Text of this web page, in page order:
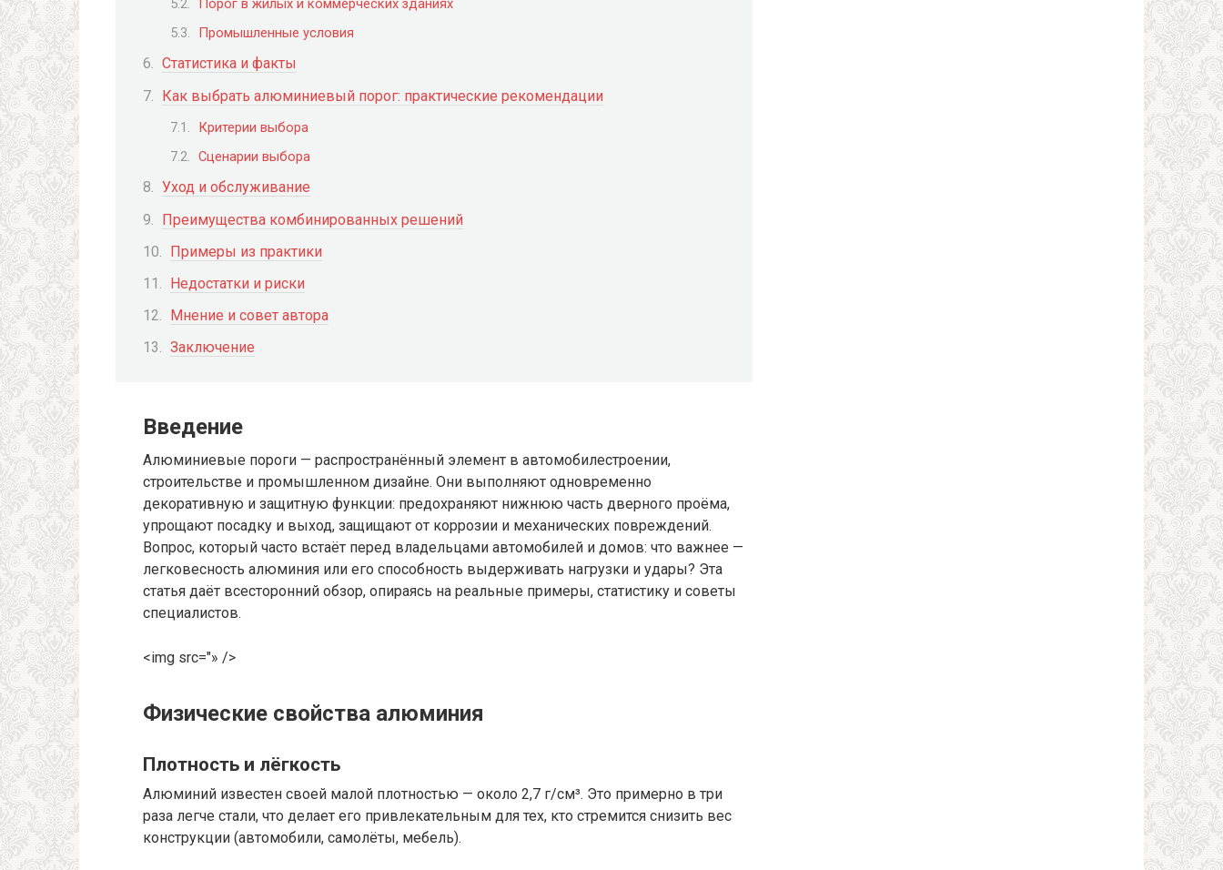
Порог в жилых и коммерческих зданиях
Промышленные условия
Статистика и факты
Как выбрать алюминиевый порог: практические рекомендации
Критерии выбора
Сценарии выбора
Уход и обслуживание
Преимущества комбинированных решений
Примеры из практики
Недостатки и риски
Мнение и совет автора
Заключение
Введение
Алюминиевые пороги — распространённый элемент в автомобилестроении,
строительстве и промышленном дизайне. Они выполняют одновременно
декоративную и защитную функции: предохраняют нижнюю часть дверного проёма,
упрощают посадку и выход, защищают от коррозии и механических повреждений.
Вопрос, который часто встаёт перед владельцами автомобилей и домов: что важнее —
легковесность алюминия или его способность выдерживать нагрузки и удары? Эта
статья даёт всесторонний обзор, опираясь на реальные примеры, статистику и советы
специалистов.
<img src="» />
Физические свойства алюминия
Плотность и лёгкость
Алюминий известен своей малой плотностью — около 2,7 г/см³. Это примерно в три
раза легче стали, что делает его привлекательным для тех, кто стремится снизить вес
конструкции (автомобили, самолёты, мебель).